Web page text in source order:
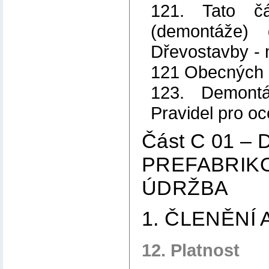
121. Tato
Dřevostavby -
121
123.
Pravidel pro
Část C 01 –
ÚDRŽBA
1. ČLENĚNÍ
12. Platnost